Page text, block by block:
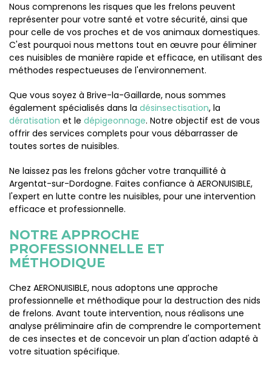
Nous comprenons les risques que les frelons peuvent
représenter pour votre santé et votre sécurité, ainsi que
pour celle de vos proches et de vos animaux domestiques.
C'est pourquoi nous mettons tout en œuvre pour éliminer
ces nuisibles de manière rapide et efficace, en utilisant des
méthodes respectueuses de l'environnement.
Que vous soyez à Brive-la-Gaillarde, nous sommes
également spécialisés dans la désinsectisation, la
dératisation et le dépigeonnage. Notre objectif est de vous
offrir des services complets pour vous débarrasser de
toutes sortes de nuisibles.
Ne laissez pas les frelons gâcher votre tranquillité à
Argentat-sur-Dordogne. Faites confiance à AERONUISIBLE,
l'expert en lutte contre les nuisibles, pour une intervention
efficace et professionnelle.
NOTRE APPROCHE
PROFESSIONNELLE ET
MÉTHODIQUE
Chez AERONUISIBLE, nous adoptons une approche
professionnelle et méthodique pour la destruction des nids
de frelons. Avant toute intervention, nous réalisons une
analyse préliminaire afin de comprendre le comportement
de ces insectes et de concevoir un plan d'action adapté à
votre situation spécifique.